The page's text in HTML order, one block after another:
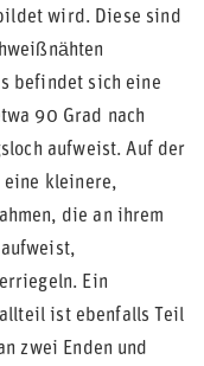
wird. Diese sind
befindet sich eine
90 Grad nach
aufweist. Auf der
eine kleinere,
die an ihrem
Ein
ist ebenfalls Teil
zwei Enden und